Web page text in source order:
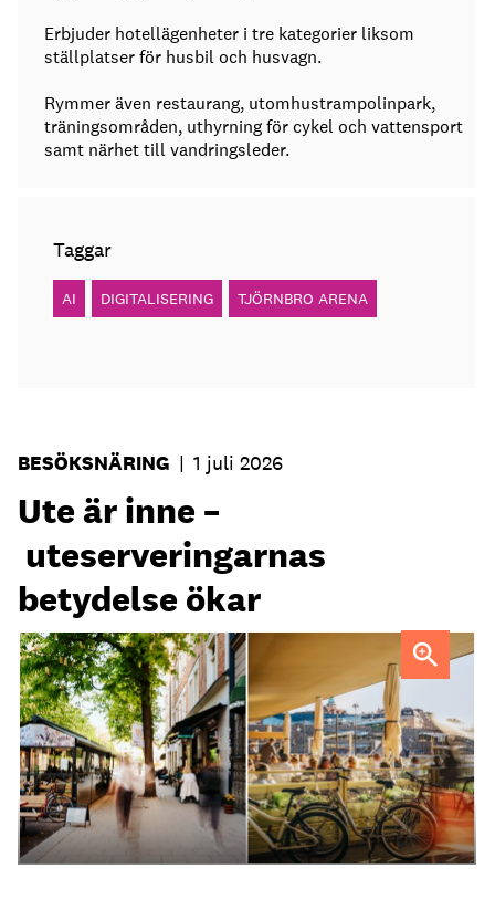
Erbjuder hotellägenheter i tre kategorier liksom
ställplatser för husbil och husvagn.
Rymmer även restaurang, utomhustrampolinpark,
träningsområden, uthyrning för cykel och vattensport
samt närhet till vandringsleder.
Taggar
AI DIGITALISERING TJÖRNBRO ARENA
BESÖKSNÄRING | 1 juli 2026
Ute är inne –
uteserveringarnas
betydelse ökar
Uteservering på Dryck vinbar samt Slussporten.FOTO:
Samuel Unéus